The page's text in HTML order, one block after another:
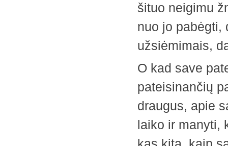
šituo neigimu
nuo jo pabėgti,
užsiėmimais,
O kad save
pateisinančių
draugus, apie
laiko ir manyti,